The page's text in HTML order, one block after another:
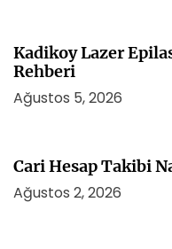
Kadikoy Lazer
Rehberi
Ağustos 5, 2026
Cari Hesap Takibi
Ağustos 2, 2026